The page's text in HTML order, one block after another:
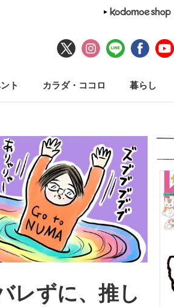
ト カラダ・ココロ 暮らし
レずに、推し